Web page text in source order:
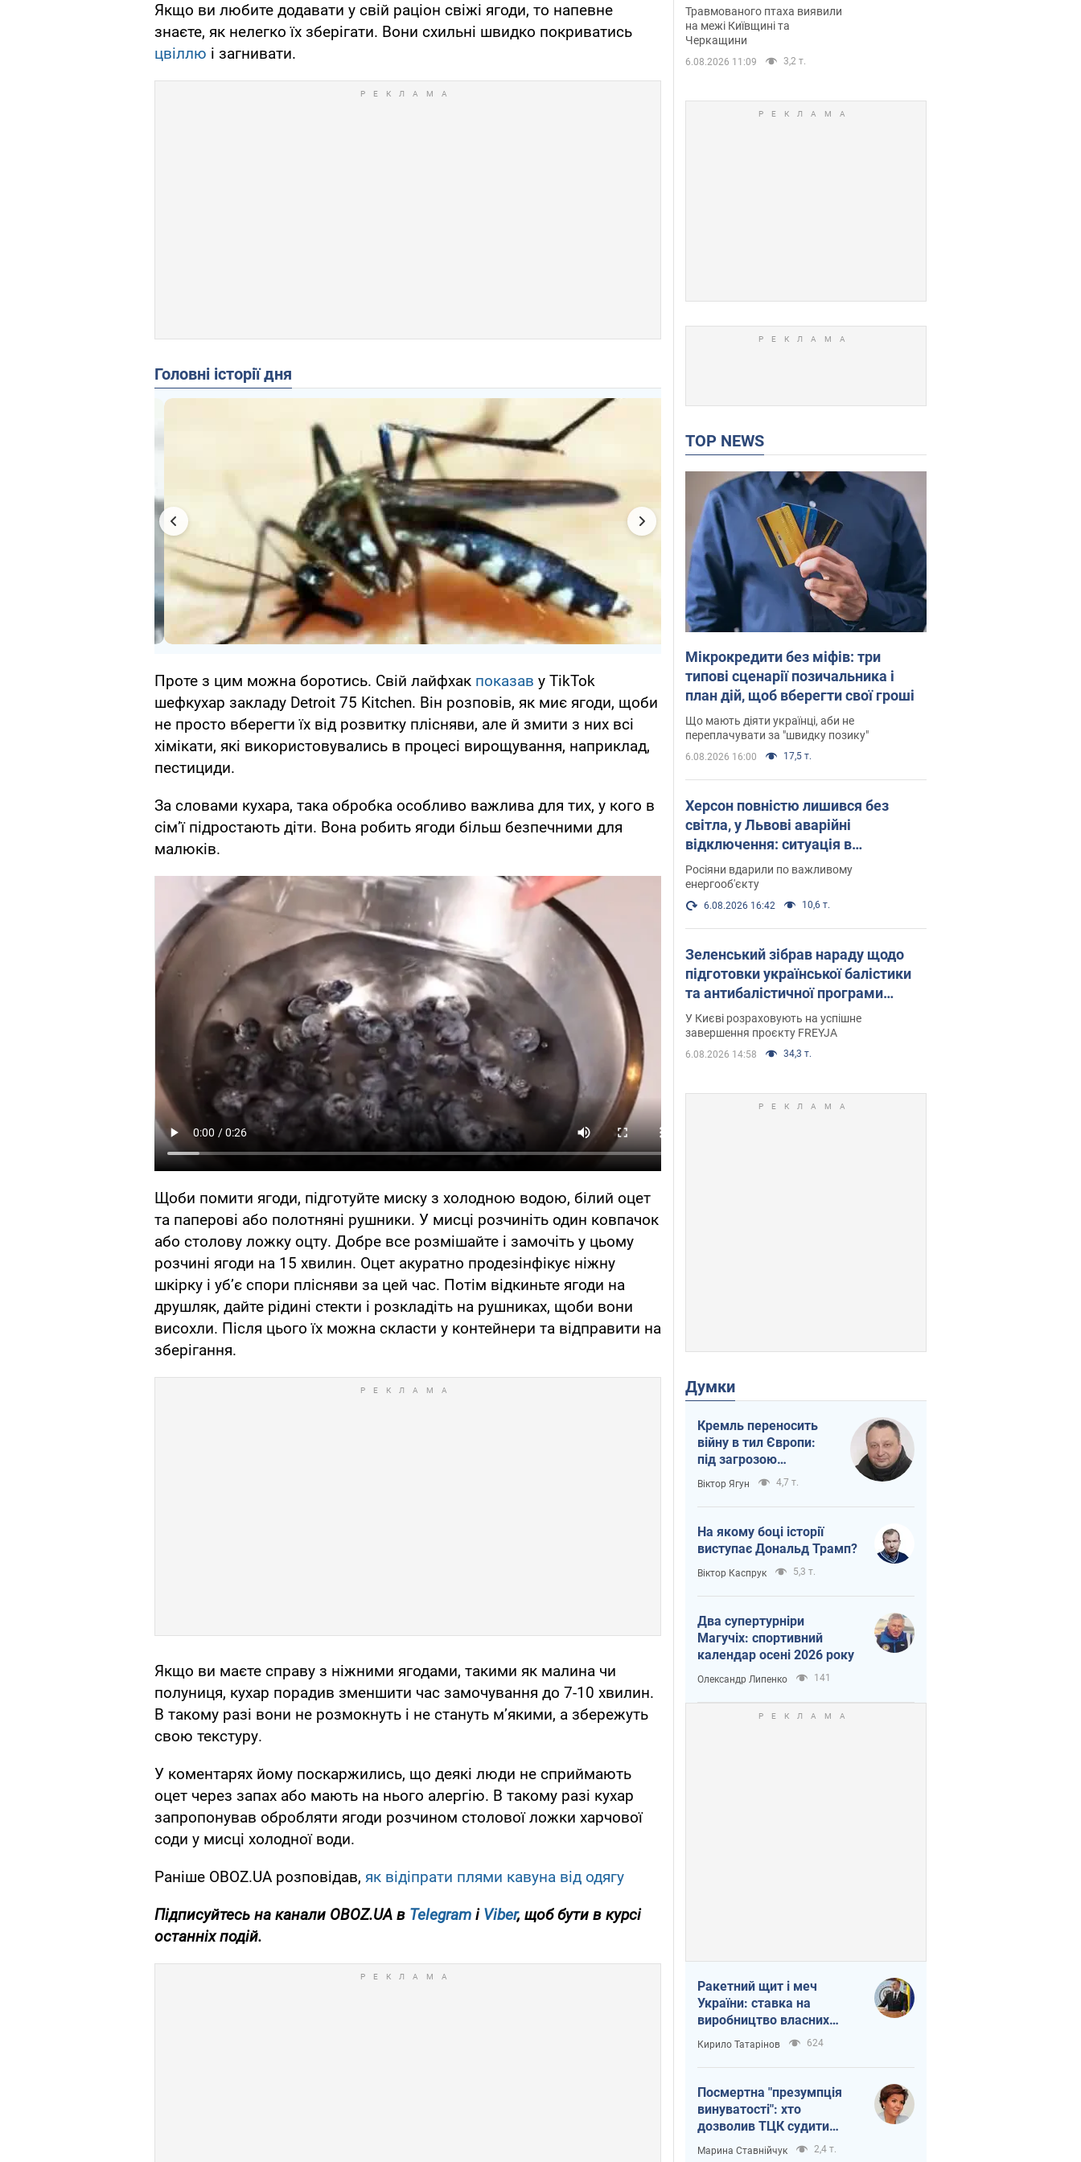
Якщо ви любите додавати у свій раціон свіжі ягоди, то напевне
знаєте, як нелегко їх зберігати. Вони схильні швидко покриватись
цвіллю і загнивати.
Головні історії дня
Проте з цим можна боротись. Свій лайфхак показав у TikTok
шефкухар закладу Detroit 75 Kitchen. Він розповів, як миє ягоди, щоби
не просто вберегти їх від розвитку плісняви, але й змити з них всі
хімікати, які використовувались в процесі вирощування, наприклад,
пестициди.
За словами кухара, така обробка особливо важлива для тих, у кого в
сім’ї підростають діти. Вона робить ягоди більш безпечними для
малюків.
Щоби помити ягоди, підготуйте миску з холодною водою, білий оцет
та паперові або полотняні рушники. У мисці розчиніть один ковпачок
або столову ложку оцту. Добре все розмішайте і замочіть у цьому
розчині ягоди на 15 хвилин. Оцет акуратно продезінфікує ніжну
шкірку і уб’є спори плісняви за цей час. Потім відкиньте ягоди на
друшляк, дайте рідині стекти і розкладіть на рушниках, щоби вони
висохли. Після цього їх можна скласти у контейнери та відправити на
зберігання.
Якщо ви маєте справу з ніжними ягодами, такими як малина чи
полуниця, кухар порадив зменшити час замочування до 7-10 хвилин.
В такому разі вони не розмокнуть і не стануть м’якими, а збережуть
свою текстуру.
У коментарях йому поскаржились, що деякі люди не сприймають
оцет через запах або мають на нього алергію. В такому разі кухар
запропонував обробляти ягоди розчином столової ложки харчової
соди у мисці холодної води.
Раніше OBOZ.UA розповідав, як відіпрати плями кавуна від одягу
Підписуйтесь на канали OBOZ.UA в Telegram і Viber, щоб бути в курсі
останніх подій.
нетиповий маршрут.
Фото
Травмованого птаха виявили
на межі Київщині та
Черкащини
6.08.2026 11:09 3,2 т.
TOP NEWS
Мікрокредити без міфів: три
типові сценарії позичальника і
план дій, щоб вберегти свої гроші
Що мають діяти українці, аби не
переплачувати за "швидку позику"
6.08.2026 16:00 17,5 т.
Херсон повністю лишився без
світла, у Львові аварійні
відключення: ситуація в
енергосистемі 6 серпня
Росіяни вдарили по важливому
енергооб'єкту
6.08.2026 16:42 10,6 т.
Зеленський зібрав нараду щодо
підготовки української балістики
та антибалістичної програми
FREYJA: які рішення готуються
У Києві розраховують на успішне
завершення проєкту FREYJA
6.08.2026 14:58 34,3 т.
Думки
Кремль переносить
війну в тил Європи:
під загрозою
критична логістика
Віктор Ягун 4,7 т.
На якому боці історії
виступає Дональд Трамп?
Віктор Каспрук 5,3 т.
Два супертурніри
Магучіх: спортивний
календар осені 2026 року
Олександр Липенко 141
Ракетний щит і меч
України: ставка на
виробництво власних
ракет
Кирило Татарінов 624
Посмертна "презумпція
винуватості": хто
дозволив ТЦК судити
загиблих захисників
Марина Ставнійчук 2,4 т.